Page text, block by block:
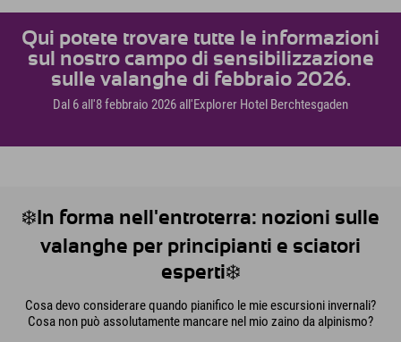
Qui potete trovare tutte le informazioni
sul nostro campo di sensibilizzazione
sulle valanghe di febbraio 2026.
Dal 6 all'8 febbraio 2026 all'Explorer Hotel Berchtesgaden
❄️In forma nell'entroterra: nozioni sulle
valanghe per principianti e sciatori
esperti❄️
Cosa devo considerare quando pianifico le mie escursioni invernali?
Cosa non può assolutamente mancare nel mio zaino da alpinismo?